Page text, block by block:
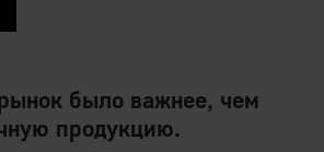
было важнее, чем
продукцию.